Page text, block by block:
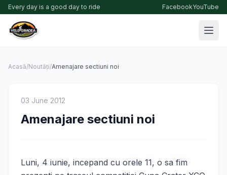
Every day is a good day to ride FacebookYouTube
Acasă/Noutăți/Amenajare sectiuni noi
03 June 2012
Amenajare sectiuni noi
Luni, 4 iunie, incepand cu orele 11, o sa fim